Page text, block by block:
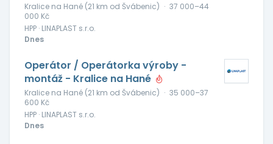
Kralice na Hané (21 km od Švábenic) · 37 000–44
000 Kč
HPP · LINAPLAST s.r.o.
Dnes
Operátor / Operátorka výroby -
montáž - Kralice na Hané
Kralice na Hané (21 km od Švábenic) · 35 000–37
600 Kč
HPP · LINAPLAST s.r.o.
Dnes